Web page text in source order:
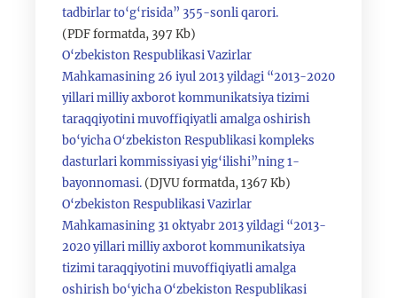
tadbirlar to‘g‘risida” 355-sonli qarori.
(PDF formatda, 397 Kb)
O‘zbekiston Respublikasi Vazirlar
Mahkamasining 26 iyul 2013 yildagi “2013-2020
yillari milliy axborot kommunikatsiya tizimi
taraqqiyotini muvoffiqiyatli amalga oshirish
bo‘yicha O‘zbekiston Respublikasi kompleks
dasturlari kommissiyasi yig‘ilishi”ning 1-
bayonnomasi. (DJVU formatda, 1367 Kb)
O‘zbekiston Respublikasi Vazirlar
Mahkamasining 31 oktyabr 2013 yildagi “2013-
2020 yillari milliy axborot kommunikatsiya
tizimi taraqqiyotini muvoffiqiyatli amalga
oshirish bo‘yicha O‘zbekiston Respublikasi